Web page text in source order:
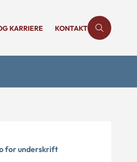
KARRIERE KONTAKT
for underskrift